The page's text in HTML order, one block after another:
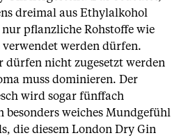
dreimal aus Ethylalkohol
pflanzliche Rohstoffe wie
verwendet werden dürfen.
dürfen nicht zugesetzt werden
muss dominieren. Der
wird sogar fünffach
weiches Mundgefühl
die diesem London Dry Gin